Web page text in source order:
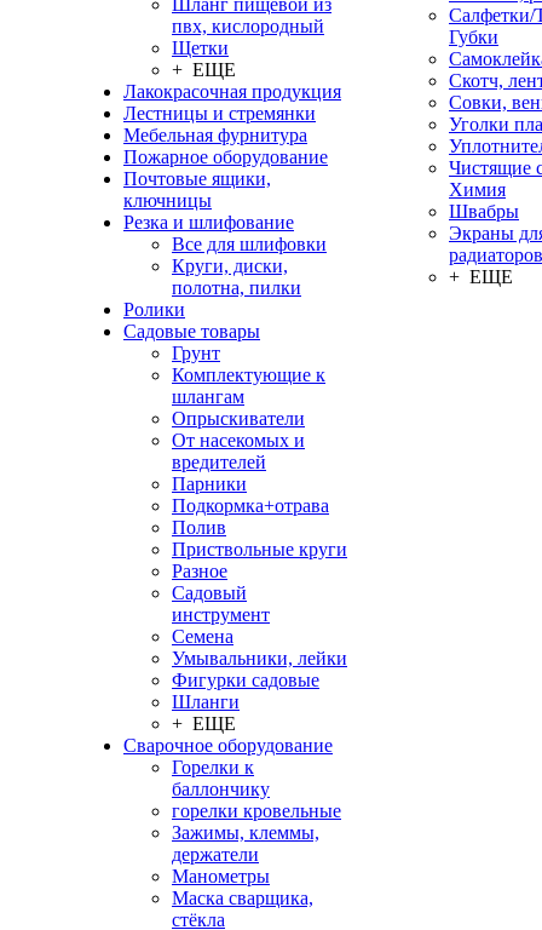
Шланг пищевой из
пвх, кислородный
Щетки
+ ЕЩЕ
Лакокрасочная продукция
Лестницы и стремянки
Мебельная фурнитура
Пожарное оборудование
Почтовые ящики,
ключницы
Резка и шлифование
Все для шлифовки
Круги, диски,
полотна, пилки
Ролики
Садовые товары
Грунт
Комплектующие к
шлангам
Опрыскиватели
От насекомых и
вредителей
Парники
Подкормка+отрава
Полив
Приствольные круги
Разное
Садовый
инструмент
Семена
Умывальники, лейки
Фигурки садовые
Шланги
+ ЕЩЕ
Сварочное оборудование
Горелки к
баллончику
горелки кровельные
Зажимы, клеммы,
держатели
Манометры
Маска сварщика,
стёкла
Салфетки/
Губки
Скотч,
Совки,
Уголки
Чистящие
Химия
Швабры
Экраны
радиаторов
+ ЕЩЕ